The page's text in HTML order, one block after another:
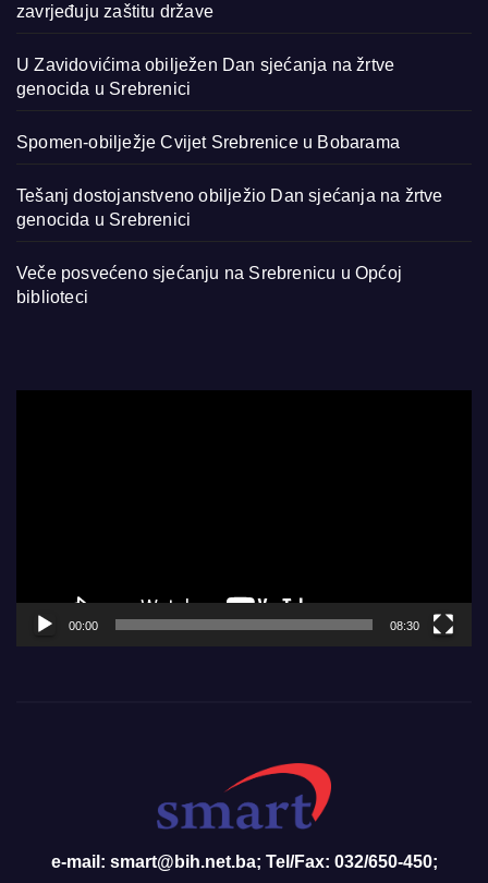
zavrjeđuju zaštitu države
U Zavidovićima obilježen Dan sjećanja na žrtve
genocida u Srebrenici
Spomen-obilježje Cvijet Srebrenice u Bobarama
Tešanj dostojanstveno obilježio Dan sjećanja na žrtve
genocida u Srebrenici
Veče posvećeno sjećanju na Srebrenicu u Općoj
biblioteci
00:00 08:30
e-mail: smart@bih.net.ba; Tel/Fax: 032/650-450;